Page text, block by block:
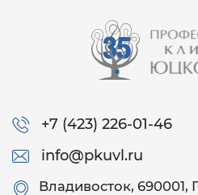
+7 (423) 226-01-46
info@pkuvl.ru
Владивосток, 690001,